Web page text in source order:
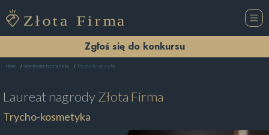
Zgłoś się do konkursu
Home Salon Kosmetyczny Kielce Trycho-kosmetyka
Laureat nagrodyZłota Firma
Trycho-kosmetyka